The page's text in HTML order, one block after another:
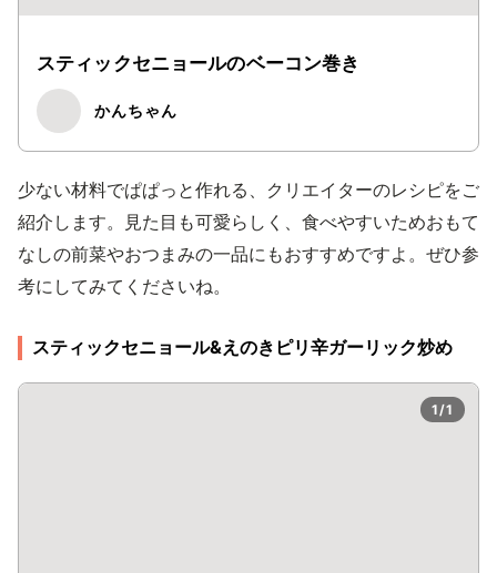
スティックセニョールのベーコン巻き
かんちゃん
少ない材料でぱぱっと作れる、クリエイターのレシピをご
紹介します。見た目も可愛らしく、食べやすいためおもて
なしの前菜やおつまみの一品にもおすすめですよ。ぜひ参
考にしてみてくださいね。
スティックセニョール&えのきピリ辛ガーリック炒め
1/1